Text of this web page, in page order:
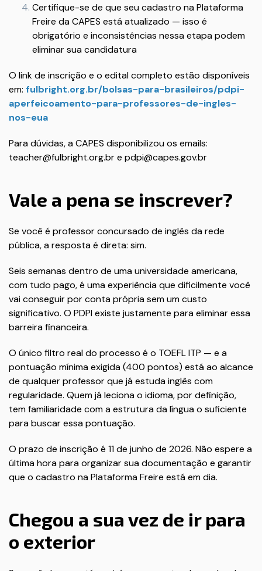
Certifique-se de que seu cadastro na Plataforma
Freire da CAPES está atualizado — isso é
obrigatório e inconsistências nessa etapa podem
eliminar sua candidatura
O link de inscrição e o edital completo estão disponíveis
em: fulbright.org.br/bolsas-para-brasileiros/pdpi-
aperfeicoamento-para-professores-de-ingles-
nos-eua
Para dúvidas, a CAPES disponibilizou os emails:
teacher@fulbright.org.br e pdpi@capes.gov.br
Vale a pena se inscrever?
Se você é professor concursado de inglês da rede
pública, a resposta é direta: sim.
Seis semanas dentro de uma universidade americana,
com tudo pago, é uma experiência que dificilmente você
vai conseguir por conta própria sem um custo
significativo. O PDPI existe justamente para eliminar essa
barreira financeira.
O único filtro real do processo é o TOEFL ITP — e a
pontuação mínima exigida (400 pontos) está ao alcance
de qualquer professor que já estuda inglês com
regularidade. Quem já leciona o idioma, por definição,
tem familiaridade com a estrutura da língua o suficiente
para buscar essa pontuação.
O prazo de inscrição é 11 de junho de 2026. Não espere a
última hora para organizar sua documentação e garantir
que o cadastro na Plataforma Freire está em dia.
Chegou a sua vez de ir para
o exterior